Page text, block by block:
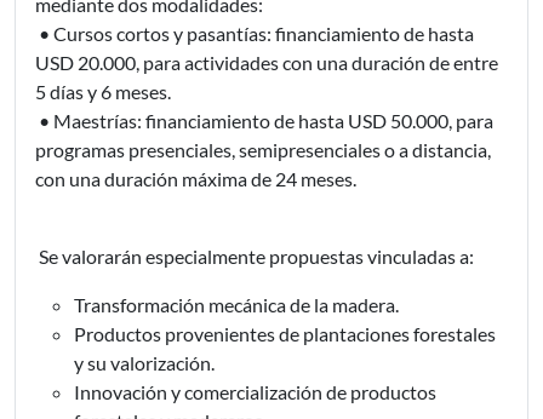
• Cursos cortos y pasantías: financiamiento de hasta
USD 20.000, para actividades con una duración de entre
5 días y 6 meses.
• Maestrías: financiamiento de hasta USD 50.000, para
programas presenciales, semipresenciales o a distancia,
con una duración máxima de 24 meses.
Se valorarán especialmente propuestas vinculadas a:
Transformación mecánica de la madera.
Productos provenientes de plantaciones forestales
y su valorización.
Innovación y comercialización de productos